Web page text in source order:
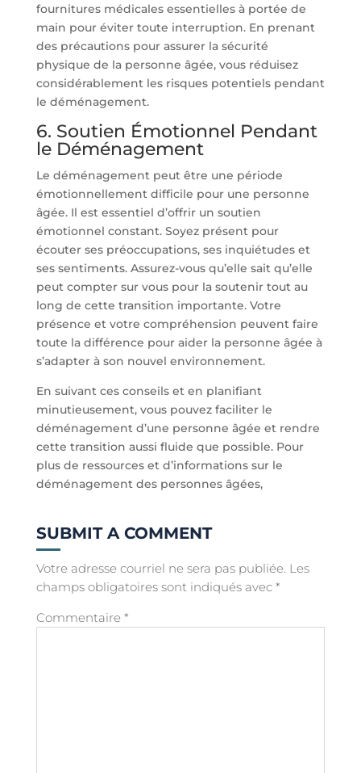
fournitures médicales essentielles à portée de
main pour éviter toute interruption. En prenant
des précautions pour assurer la sécurité
physique de la personne âgée, vous réduisez
considérablement les risques potentiels pendant
le déménagement.
6. Soutien Émotionnel Pendant
le Déménagement
Le déménagement peut être une période
émotionnellement difficile pour une personne
âgée. Il est essentiel d’offrir un soutien
émotionnel constant. Soyez présent pour
écouter ses préoccupations, ses inquiétudes et
ses sentiments. Assurez-vous qu’elle sait qu’elle
peut compter sur vous pour la soutenir tout au
long de cette transition importante. Votre
présence et votre compréhension peuvent faire
toute la différence pour aider la personne âgée à
s’adapter à son nouvel environnement.
En suivant ces conseils et en planifiant
minutieusement, vous pouvez faciliter le
déménagement d’une personne âgée et rendre
cette transition aussi fluide que possible. Pour
plus de ressources et d’informations sur le
déménagement des personnes âgées,
SUBMIT A COMMENT
Votre adresse courriel ne sera pas publiée. Les
champs obligatoires sont indiqués avec *
Commentaire *